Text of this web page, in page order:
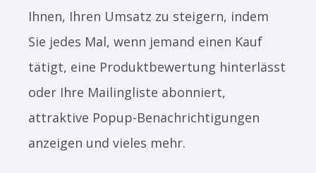
Ihnen, Ihren Umsatz zu steigern, indem
Sie jedes Mal, wenn jemand einen Kauf
tätigt, eine Produktbewertung hinterlässt
oder Ihre Mailingliste abonniert,
attraktive Popup-Benachrichtigungen
anzeigen und vieles mehr.